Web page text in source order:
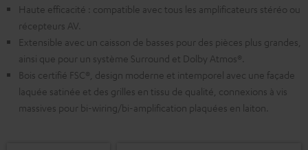
Haute efficacité : compatible avec tous les amplificateurs stéréo ou
récepteurs AV.
Extensible avec un caisson de basses pour des pièces plus grandes,
ainsi que pour un système Surround et Dolby Atmos®.
Bois certifié FSC®, design moderne et intemporel avec une façade
laquée satinée et des grilles en tissu de qualité, connexions à vis
massives pour bi-wiring/bi-amplification plaquées en laiton.